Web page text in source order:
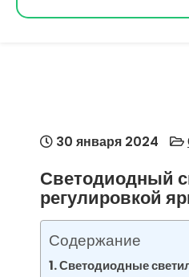
30 января 2024
Светодиодный
регулировкой
Содержание
Светодиодные